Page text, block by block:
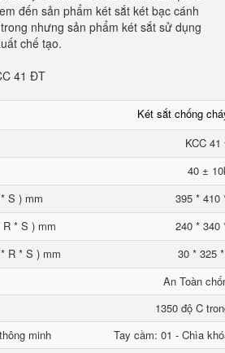
đến sản phẩm két sắt két bạc cánh
nhưng sản phẩm két sắt sử dụng
chế tạo.
Két sắt chống
KCC
40 ±
S ) mm
395 * 410
* S ) mm
240 * 340
R * S ) mm
30 * 325
An Toàn
1350 độ C
minh
Tay cầm: 01 - Chìa